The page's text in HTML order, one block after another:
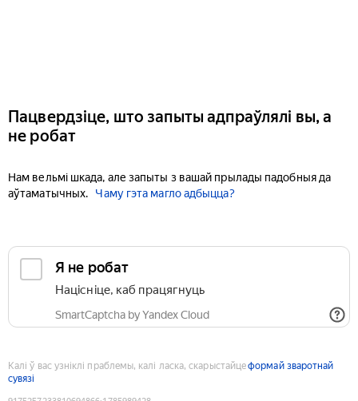
Пацвердзіце, што запыты адпраўлялі вы, а
не робат
Нам вельмі шкада, але запыты з вашай прылады падобныя да
аўтаматычных.
Чаму гэта магло адбыцца?
Я не робат
Націсніце, каб працягнуць
SmartCaptcha by Yandex Cloud
Калі ў вас узніклі праблемы, калі ласка, скарыстайцеформай зваротнай
сувязі